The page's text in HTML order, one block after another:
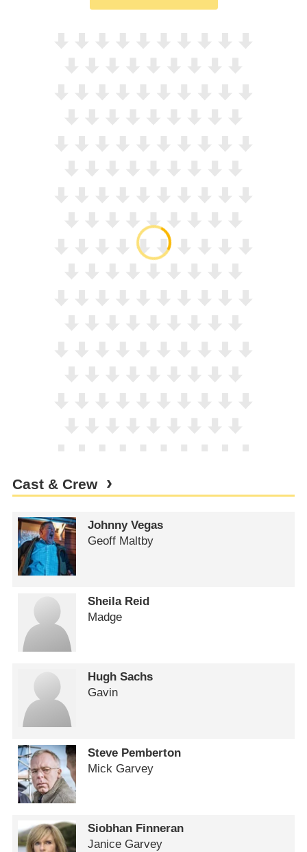
Cast & Crew
Johnny Vegas
Geoff Maltby
Sheila Reid
Madge
Hugh Sachs
Gavin
Steve Pemberton
Mick Garvey
Siobhan Finneran
Janice Garvey